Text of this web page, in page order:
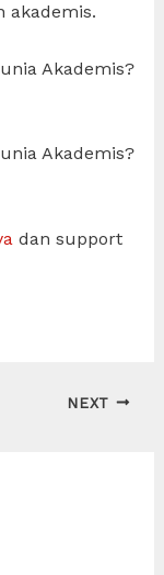
akademis.
Akademis?
Akademis?
dan support
NEXT